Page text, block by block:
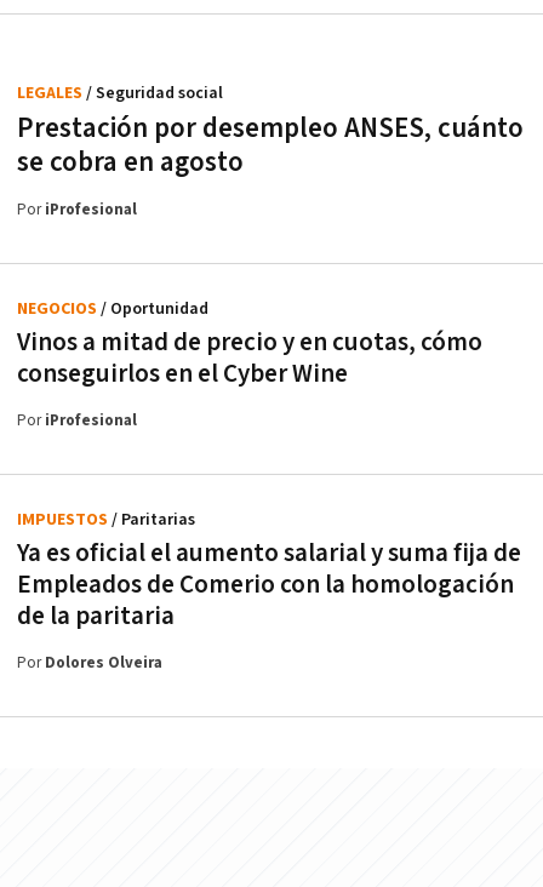
Prestación por desempleo ANSES, cuánto
se cobra en agosto
LEGALES / Seguridad social
PoriProfesional
Vinos a mitad de precio y en cuotas, cómo
conseguirlos en el Cyber Wine
NEGOCIOS / Oportunidad
PoriProfesional
Ya es oficial el aumento salarial y suma fija de
Empleados de Comerio con la homologación
de la paritaria
IMPUESTOS / Paritarias
PorDolores Olveira